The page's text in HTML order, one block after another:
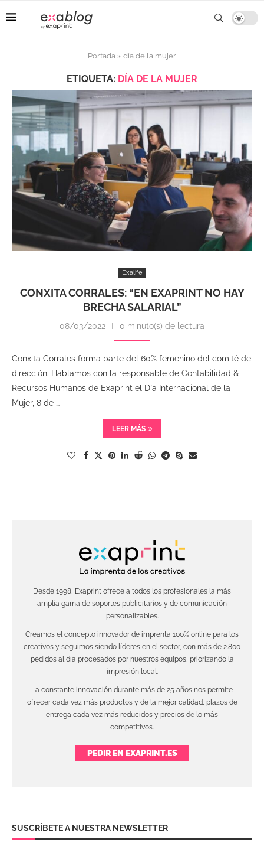
Portada » día de la mujer
ETIQUETA: DÍA DE LA MUJER
Exalife
CONXITA CORRALES: “EN EXAPRINT NO HAY
BRECHA SALARIAL”
08/03/2022 0 minuto(s) de lectura
Conxita Corrales forma parte del 60% femenino del comité de
dirección. Hablamos con la responsable de Contabilidad &
Recursos Humanos de Exaprint el Día Internacional de la
Mujer, 8 de …
LEER MÁS
Desde 1998, Exaprint ofrece a todos los profesionales la más
amplia gama de soportes publicitarios y de comunicación
personalizables.
Creamos el concepto innovador de imprenta 100% online para los
creativos y seguimos siendo líderes en el sector, con más de 2.800
pedidos al día procesados por nuestros equipos, priorizando la
impresión local.
La constante innovación durante más de 25 años nos permite
ofrecer cada vez más productos y de la mejor calidad, plazos de
entrega cada vez más reducidos y precios de lo más
competitivos.
PEDIR EN EXAPRINT.ES
SUSCRÍBETE A NUESTRA NEWSLETTER